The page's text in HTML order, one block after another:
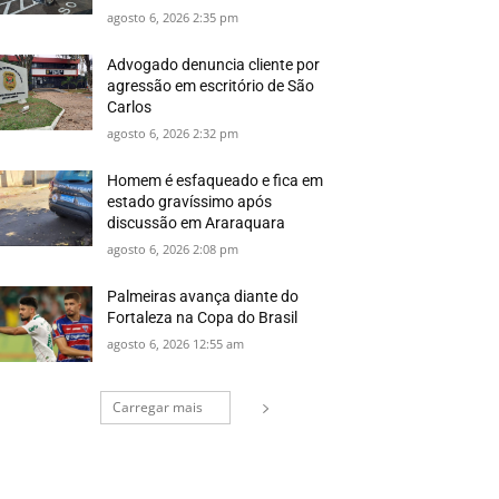
agosto 6, 2026 2:35 pm
Advogado denuncia cliente por
agressão em escritório de São
Carlos
agosto 6, 2026 2:32 pm
Homem é esfaqueado e fica em
estado gravíssimo após
discussão em Araraquara
agosto 6, 2026 2:08 pm
Palmeiras avança diante do
Fortaleza na Copa do Brasil
agosto 6, 2026 12:55 am
Carregar mais